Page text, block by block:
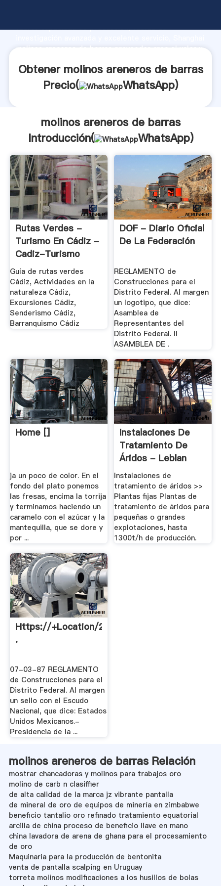
fuerte capacidad de producción, fuerza de
molinos areneros de barras proveedor crea el valor y
Obtener molinos areneros de barras
Precio(
WhatsApp)
molinos areneros de barras
Introducción(
WhatsApp)
Rutas Verdes -
Turismo En Cádiz -
Cadiz-Turismo
Guía de rutas verdes
Cádiz, Actividades en la
naturaleza Cádiz,
Excursiones Cádiz,
Senderismo Cádiz,
Barranquismo Cádiz
DOF - Diario Oficial
De La Federación
REGLAMENTO de
Construcciones para el
Distrito Federal. Al margen
un logotipo, que dice:
Asamblea de
Representantes del
Distrito Federal. II
ASAMBLEA DE .
Home []
ja un poco de color. En el
fondo del plato ponemos
las fresas, encima la torrija
y terminamos haciendo un
caramelo con el azúcar y la
mantequilla, que se dore y
por ...
Instalaciones De
Tratamiento De
Áridos - Leblan
Instalaciones de
tratamiento de áridos >>
Plantas fijas Plantas de
tratamiento de áridos para
pequeñas o grandes
explotaciones, hasta
1300t/h de producción.
Https://+Location/23.322081,
.
07-03-87 REGLAMENTO
de Construcciones para el
Distrito Federal. Al margen
un sello con el Escudo
Nacional, que dice: Estados
Unidos Mexicanos.-
Presidencia de la ...
molinos areneros de barras Relación
mostrar chancadoras y molinos para trabajos oro
molino de carb n clasiffier
de alta calidad de la marca jz vibrante pantalla
de mineral de oro de equipos de minería en zimbabwe
beneficio tantalio oro refinado tratamiento equatorial
arcilla de china proceso de beneficio llave en mano
china lavadora de arena de ghana para el procesamiento
de oro
Maquinaria para la producción de bentonita
venta de pantalla scalping en Uruguay
torreta molinos modificaciones a los husillos de bolas